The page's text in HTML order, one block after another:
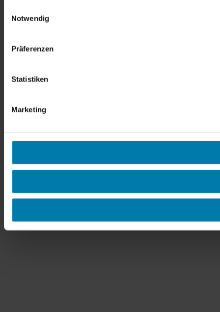
Notwendig
Präferenzen
Statistiken
Marketing